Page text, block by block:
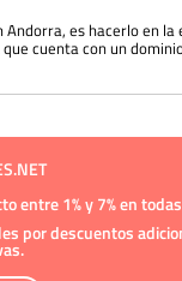
Andorra, es hacerlo en
cuenta con un
entre 1% y 7% en
por descuentos